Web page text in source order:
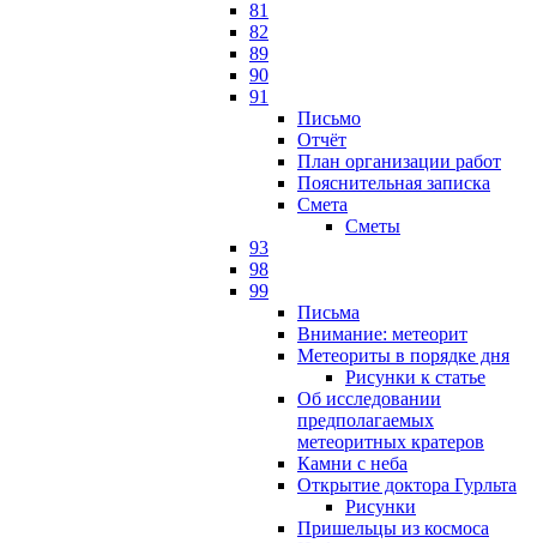
81
82
89
90
91
Письмо
Отчёт
План организации работ
Пояснительная записка
Смета
Сметы
93
98
99
Письма
Внимание: метеорит
Метеориты в порядке дня
Рисунки к статье
Об исследовании
предполагаемых
метеоритных кратеров
Камни с неба
Открытие доктора Гурльта
Рисунки
Пришельцы из космоса